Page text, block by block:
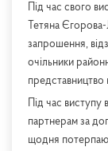
Під час свого
Тетяна
запрошення,
очільники
представництво
Під час
партнерам за
щодня